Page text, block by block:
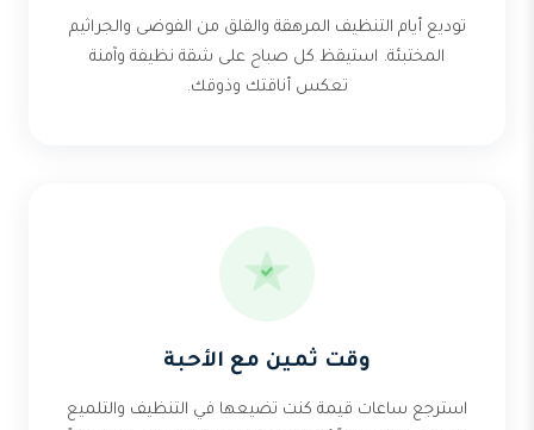
توديع أيام التنظيف المرهقة والقلق من الفوضى والجراثيم
المختبئة. استيقظ كل صباح على شقة نظيفة وآمنة
تعكس أناقتك وذوقك.
وقت ثمين مع الأحبة
استرجع ساعات قيمة كنت تضيعها في التنظيف والتلميع